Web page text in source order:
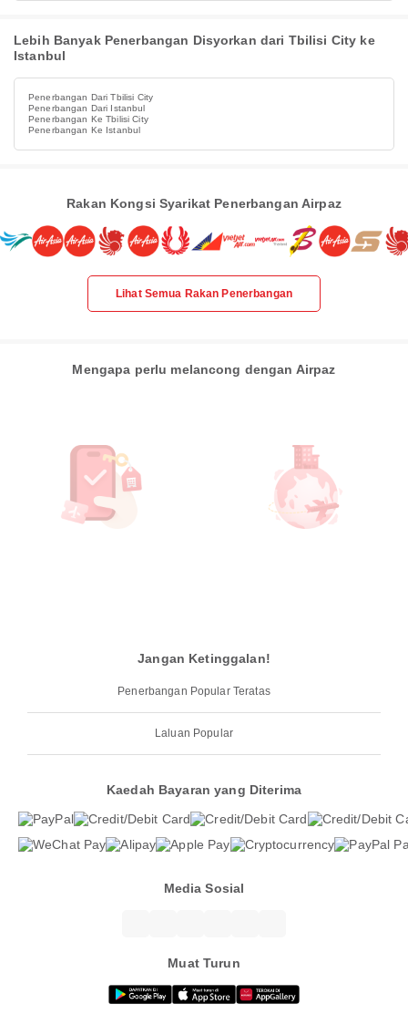
Lebih Banyak Penerbangan Disyorkan dari Tbilisi City ke
Istanbul
Penerbangan Dari Tbilisi City
Penerbangan Dari Istanbul
Penerbangan Ke Tbilisi City
Penerbangan Ke Istanbul
Rakan Kongsi Syarikat Penerbangan Airpaz
Lihat Semua Rakan Penerbangan
Mengapa perlu melancong dengan Airpaz
Jangan Ketinggalan!
Penerbangan Popular Teratas
Laluan Popular
Kaedah Bayaran yang Diterima
Media Sosial
Muat Turun